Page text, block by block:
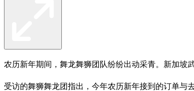
农历新年期间，舞龙舞狮团队纷纷出动采青。新加坡
受访的舞狮舞龙团指出，今年农历新年接到的订单与